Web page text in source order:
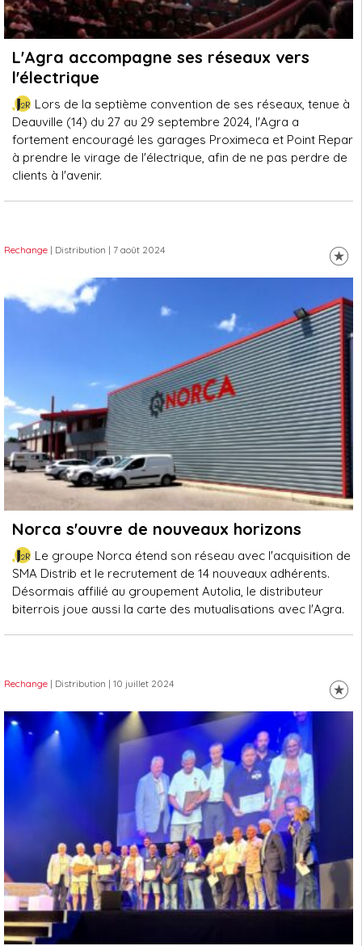
L'Agra accompagne ses réseaux vers
l'électrique
Lors de la septième convention de ses réseaux, tenue à
Deauville (14) du 27 au 29 septembre 2024, l'Agra a
fortement encouragé les garages Proximeca et Point Repar
à prendre le virage de l'électrique, afin de ne pas perdre de
clients à l'avenir.
Rechange | Distribution | 7 août 2024
Norca s'ouvre de nouveaux horizons
Le groupe Norca étend son réseau avec l'acquisition de
SMA Distrib et le recrutement de 14 nouveaux adhérents.
Désormais affilié au groupement Autolia, le distributeur
biterrois joue aussi la carte des mutualisations avec l'Agra.
Rechange | Distribution | 10 juillet 2024